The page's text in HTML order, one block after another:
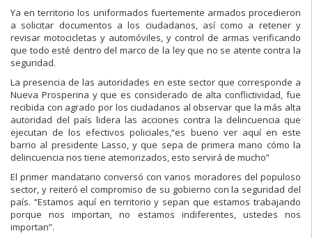
Ya en territorio los uniformados fuertemente armados procedieron
a solicitar documentos a los ciudadanos, así como a retener y
revisar motocicletas y automóviles, y control de armas verificando
que todo esté dentro del marco de la ley que no se atente contra la
seguridad.
La presencia de las autoridades en este sector que corresponde a
Nueva Prosperina y que es considerado de alta conflictividad, fue
recibida con agrado por los ciudadanos al observar que la más alta
autoridad del país lidera las acciones contra la delincuencia que
ejecutan de los efectivospoliciales,“es bueno ver aquí en este
barrio al presidente Lasso, y que sepa deprimera mano cómo la
delincuencia nos tiene atemorizados, esto servirá de mucho”
El primer mandatario conversó con varios moradores del populoso
sector, y reiteró el compromiso de su gobierno con la seguridad del
país. “Estamos aquí en territorio y sepan que estamos trabajando
porque nosimportan, no estamos indiferentes, ustedes nos
importan”.